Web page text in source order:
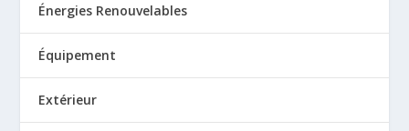
Énergies Renouvelables
Équipement
Extérieur